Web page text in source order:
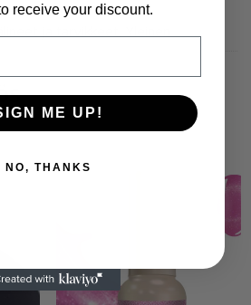
receive your discount.
ME UP!
NO, THANKS